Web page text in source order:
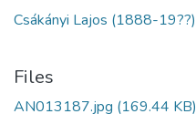
Csákányi Lajos (1888-19??)
Files
AN013187.jpg (169.44 KB)